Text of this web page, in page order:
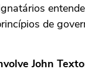
de
John